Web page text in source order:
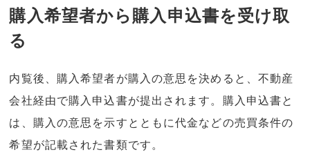
購入希望者から購入申込書を受け取
る
内覧後、購入希望者が購入の意思を決めると、不動産
会社経由で購入申込書が提出されます。購入申込書と
は、購入の意思を示すとともに代金などの売買条件の
希望が記載された書類です。